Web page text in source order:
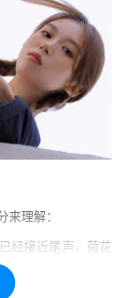
来理解：
经接近尾声，荷花
指荷花的生长状态
枯萎，而是表明它